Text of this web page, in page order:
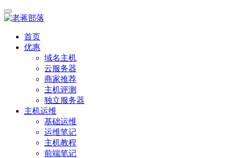
首页
优惠
域名主机
云服务器
商家推荐
主机评测
独立服务器
主机运维
基础运维
运维笔记
主机教程
前端笔记